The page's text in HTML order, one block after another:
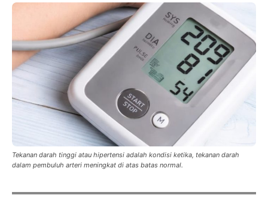
Tekanan darah tinggi atau hipertensi adalah kondisi ketika, tekanan darah
dalam pembuluh arteri meningkat di atas batas normal.